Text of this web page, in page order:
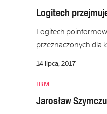
Logitech
Logitech
przeznaczonych dla
14 lipca, 2017
IBM
Jarosław